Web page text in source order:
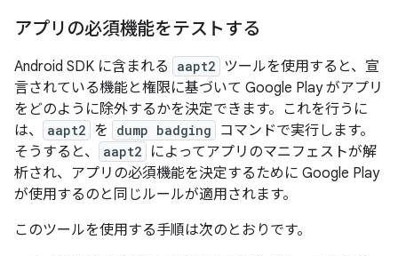
アプリの必須機能をテストする
Android SDK に含まれる aapt2 ツールを使用すると、宣
言されている機能と権限に基づいて Google Play がアプリ
をどのように除外するかを決定できます。これを行うに
は、
aapt2 を dump badging
コマンドで実行します。
そうすると、
aapt2
によってアプリのマニフェストが解
析され、アプリの必須機能を決定するために Google Play
が使用するのと同じルールが適用されます。
このツールを使用する手順は次のとおりです。